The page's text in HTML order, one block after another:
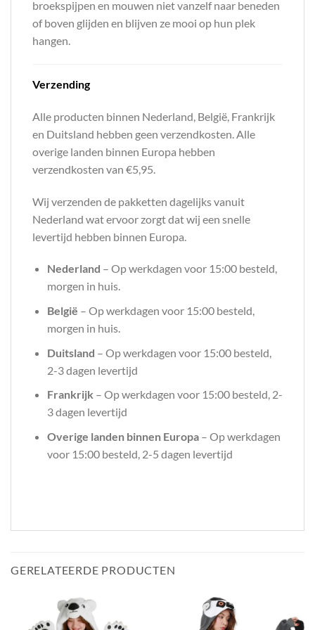
broekspijpen en mouwen niet vanzelf naar beneden
of boven glijden en blijven ze mooi op hun plek
hangen.
Verzending
Alle producten binnen Nederland, België, Frankrijk
en Duitsland hebben geen verzendkosten. Alle
overige landen binnen Europa hebben
verzendkosten van €5,95.
Wij verzenden de pakketten dagelijks vanuit
Nederland wat ervoor zorgt dat wij een snelle
levertijd hebben binnen Europa.
Nederland – Op werkdagen voor 15:00 besteld,
morgen in huis.
België – Op werkdagen voor 15:00 besteld,
morgen in huis.
Duitsland – Op werkdagen voor 15:00 besteld,
2-3 dagen levertijd
Frankrijk – Op werkdagen voor 15:00 besteld, 2-
3 dagen levertijd
Overige landen binnen Europa– Op werkdagen
voor 15:00 besteld, 2-5 dagen levertijd
GERELATEERDE PRODUCTEN